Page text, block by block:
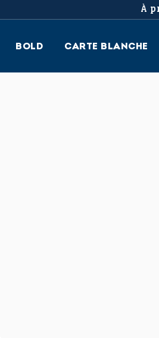
À
BOLD CARTE BLANCHE